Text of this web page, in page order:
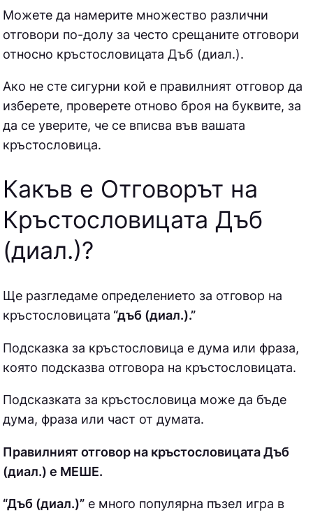
Можете да намерите множество различни
отговори по-долу за често срещаните отговори
относно кръстословицата Дъб (диал.).
Ако не сте сигурни кой е правилният отговор да
изберете, проверете отново броя на буквите, за
да се уверите, че се вписва във вашата
кръстословица.
Какъв е Отговорът на
Кръстословицата Дъб
(диал.)?
Ще разгледаме определението за отговор на
кръстословицата “дъб (диал.).”
Подсказка за кръстословица е дума или фраза,
която подсказва отговора на кръстословицата.
Подсказката за кръстословица може да бъде
дума, фраза или част от думата.
Правилният отговор на кръстословицата Дъб
(диал.) е МEШE.
“Дъб (диал.)”е много популярна пъзел игра в